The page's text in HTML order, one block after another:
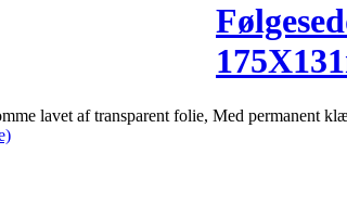
1000stk/
lavet af transparent folie, Med permanent